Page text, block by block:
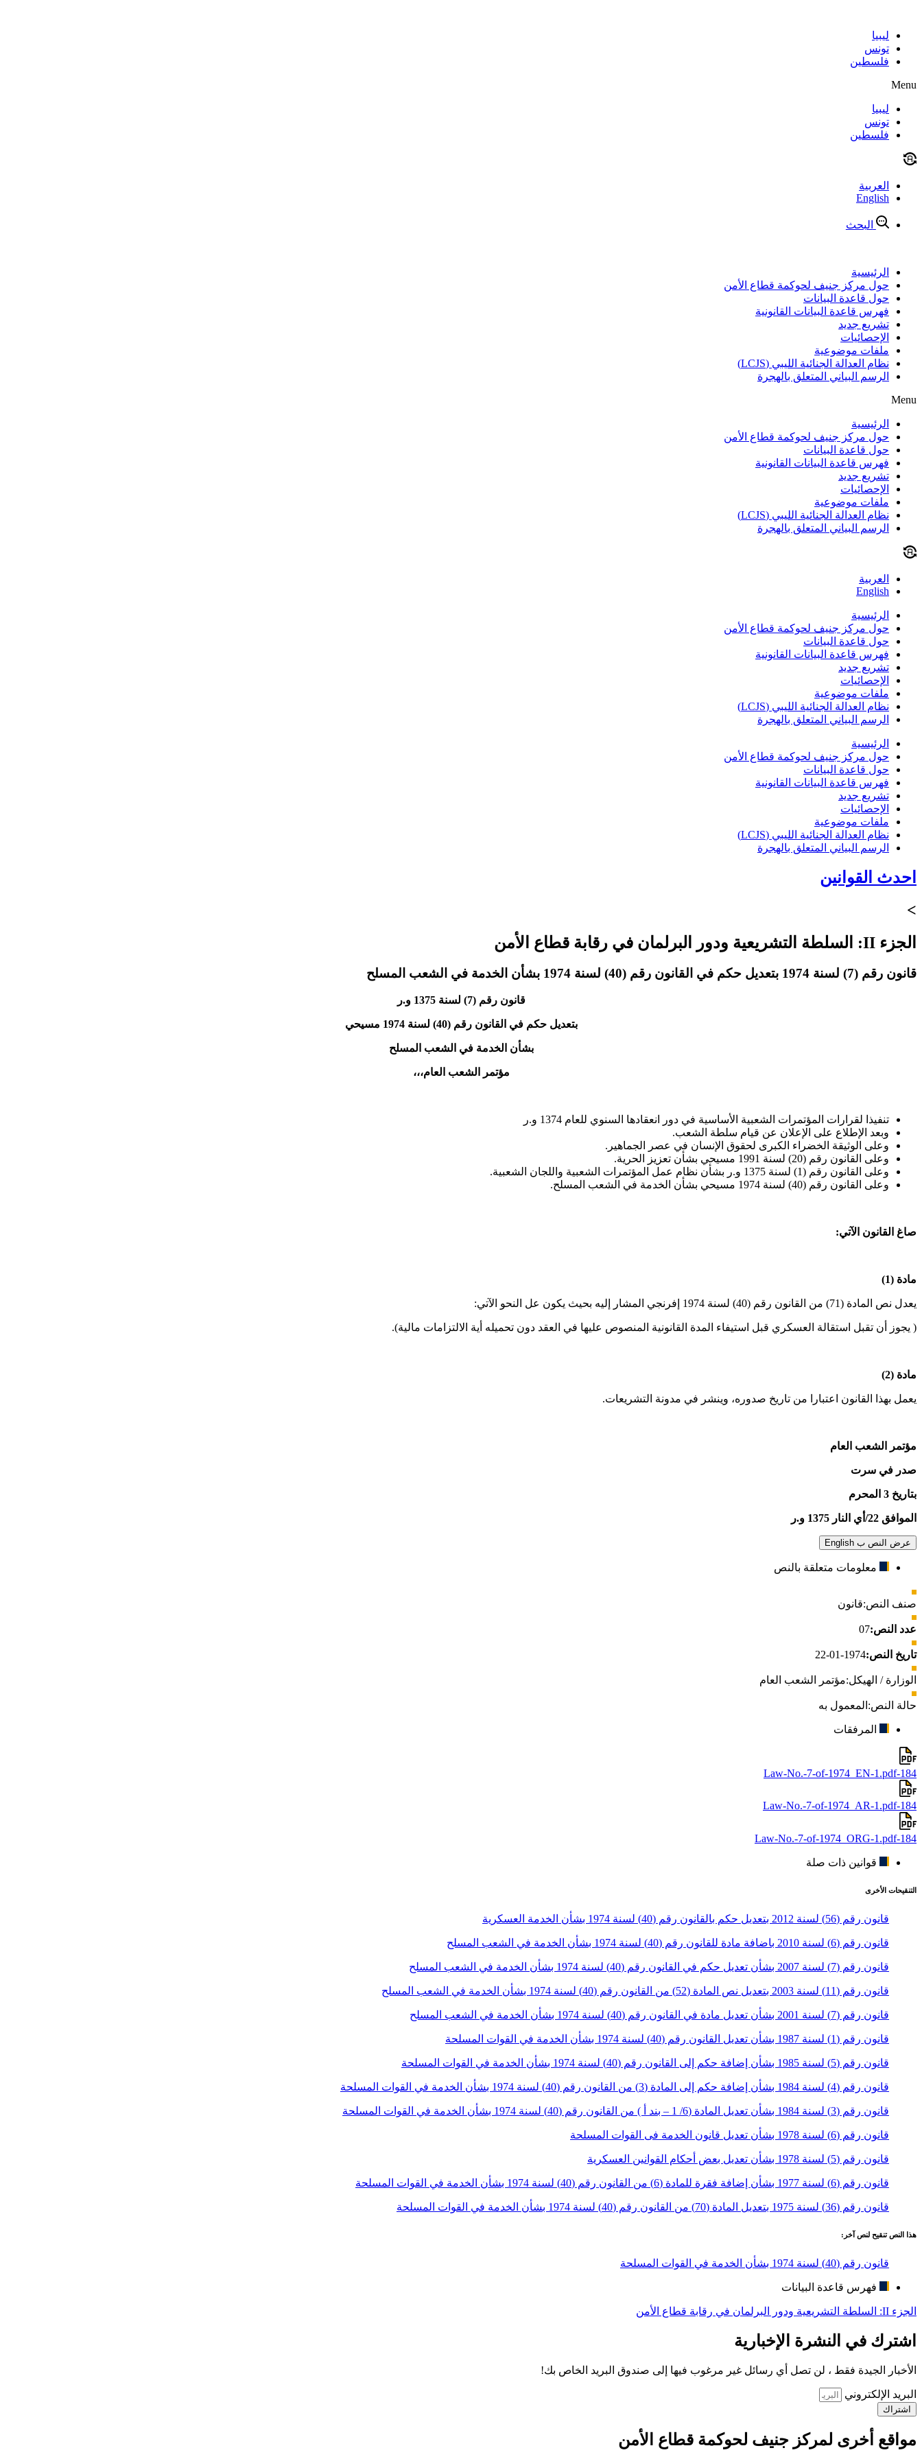
contentليبيا
تونس
فلسطين
Menu
ليبيا
تونس
فلسطين
العربية
English
البحث
الرئيسية
حول مركز جنيف لحوكمة قطاع الأمن
حول قاعدة البيانات
فهرس قاعدة البيانات القانونية
تشريع جديد
الإحصائيات
ملفات موضوعية
نظام العدالة الجنائية الليبي (LCJS)
الرسم البياني المتعلق بالهجرة
Menu
الرئيسية
حول مركز جنيف لحوكمة قطاع الأمن
حول قاعدة البيانات
فهرس قاعدة البيانات القانونية
تشريع جديد
الإحصائيات
ملفات موضوعية
نظام العدالة الجنائية الليبي (LCJS)
الرسم البياني المتعلق بالهجرة
العربية
English
الرئيسية
حول مركز جنيف لحوكمة قطاع الأمن
حول قاعدة البيانات
فهرس قاعدة البيانات القانونية
تشريع جديد
الإحصائيات
ملفات موضوعية
نظام العدالة الجنائية الليبي (LCJS)
الرسم البياني المتعلق بالهجرة
الرئيسية
حول مركز جنيف لحوكمة قطاع الأمن
حول قاعدة البيانات
فهرس قاعدة البيانات القانونية
تشريع جديد
الإحصائيات
ملفات موضوعية
نظام العدالة الجنائية الليبي (LCJS)
الرسم البياني المتعلق بالهجرة
احدث القوانين
>
الجزء II: السلطة التشريعية ودور البرلمان في رقابة قطاع الأمن
قانون رقم (7) لسنة 1974 بتعديل حكم في القانون رقم (40) لسنة 1974 بشأن الخدمة في الشعب المسلح
قانون رقم (7) لسنة 1375 و.ر
بتعديل حكم في القانون رقم (40) لسنة 1974 مسيحي
بشأن الخدمة في الشعب المسلح
مؤتمر الشعب العام،،،
تنفيذا لقرارات المؤتمرات الشعبية الأساسية في دور انعقادها السنوي للعام 1374 و.ر
وبعد الإطلاع على الإعلان عن قيام سلطة الشعب.
وعلى الوثيقة الخضراء الكبرى لحقوق الإنسان في عصر الجماهير.
وعلى القانون رقم (20) لسنة 1991 مسيحي بشأن تعزيز الحرية.
وعلى القانون رقم (1) لسنة 1375 و.ر بشأن نظام عمل المؤتمرات الشعبية واللجان الشعبية.
وعلى القانون رقم (40) لسنة 1974 مسيحي بشأن الخدمة في الشعب المسلح.
صاغ القانون الآتي:
مادة (1)
يعدل نص المادة (71) من القانون رقم (40) لسنة 1974 إفرنجي المشار إليه بحيث يكون عل النحو الآتي:
( يجوز أن تقبل استقالة العسكري قبل استيفاء المدة القانونية المنصوص عليها في العقد دون تحميله أية الالتزامات مالية).
مادة (2)
يعمل بهذا القانون اعتبارا من تاريخ صدوره، وينشر في مدونة التشريعات.
مؤتمر الشعب العام
صدر في سرت
بتاريخ 3 المحرم
الموافق 22/أي النار 1375 و.ر
عرض النص ب English
معلومات متعلقة بالنص
صنف النص:قانون
عدد النص:07
تاريخ النص:1974-01-22
الوزارة / الهيكل:مؤتمر الشعب العام
حالة النص: المعمول به
المرفقات
184-Law-No.-7-of-1974_EN-1.pdf
184-Law-No.-7-of-1974_AR-1.pdf
184-Law-No.-7-of-1974_ORG-1.pdf
قوانين ذات صلة
التنقيحات الأخرى
قانون رقم (56) لسنة 2012 بتعديل حكم بالقانون رقم (40) لسنة 1974 بشأن الخدمة العسكرية
قانون رقم (6) لسنة 2010 باضافة مادة للقانون رقم (40) لسنة 1974 بشأن الخدمة في الشعب المسلح
قانون رقم (7) لسنة 2007 بشأن تعديل حكم في القانون رقم (40) لسنة 1974 بشأن الخدمة في الشعب المسلح
قانون رقم (11) لسنة 2003 بتعديل نص المادة (52) من القانون رقم (40) لسنة 1974 بشأن الخدمة في الشعب المسلح
قانون رقم (7) لسنة 2001 بشأن تعديل مادة في القانون رقم (40) لسنة 1974 بشأن الخدمة في الشعب المسلح
قانون رقم (1) لسنة 1987 بشأن تعديل القانون رقم (40) لسنة 1974 بشأن الخدمة في القوات المسلحة
قانون رقم (5) لسنة 1985 بشأن إضافة حكم إلى القانون رقم (40) لسنة 1974 بشأن الخدمة في القوات المسلحة
قانون رقم (4) لسنة 1984 بشأن إضافة حكم إلى المادة (3) من القانون رقم (40) لسنة 1974 بشأن الخدمة في القوات المسلحة
قانون رقم (3) لسنة 1984 بشأن تعديل المادة (6/ 1 – بند أ ) من القانون رقم (40) لسنة 1974 بشأن الخدمة في القوات المسلحة
قانون رقم (6) لسنة 1978 بشأن تعديل قانون الخدمة فى القوات المسلحة
قانون رقم (5) لسنة 1978 بشأن تعديل بعض أحكام القوانين العسكرية
قانون رقم (6) لسنة 1977 بشأن إضافة فقرة للمادة (6) من القانون رقم (40) لسنة 1974 بشأن الخدمة في القوات المسلحة
قانون رقم (36) لسنة 1975 بتعديل المادة (70) من القانون رقم (40) لسنة 1974 بشأن الخدمة في القوات المسلحة
هذا النص تنقيح لنص آخر:
قانون رقم (40) لسنة 1974 بشأن الخدمة في القوات المسلحة
فهرس قاعدة البيانات
الجزء II: السلطة التشريعية ودور البرلمان في رقابة قطاع الأمن
اشترك في النشرة الإخبارية
الأخبار الجيدة فقط ، لن تصل أي رسائل غير مرغوب فيها إلى صندوق البريد الخاص بك!
البريد الإلكتروني
اشتراك
مواقع أخرى لمركز جنيف لحوكمة قطاع الأمن